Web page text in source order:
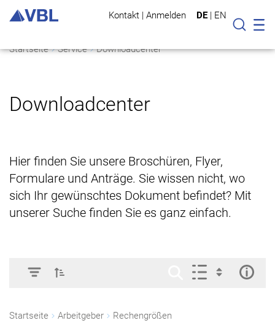
Kontakt | Anmelden DE | EN
Suche
Startseite Service Downloadcenter
Downloadcenter
Hier finden Sie unsere Broschüren, Flyer,
Formulare und Anträge. Sie wissen nicht, wo
sich Ihr gewünschtes Dokument befindet? Mit
unserer Suche finden Sie es ganz einfach.
Startseite Arbeitgeber Rechengrößen